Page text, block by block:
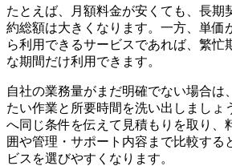
たとえば、月額料金が安くても、長期
約総額は大きくなります。一方、単価
ら利用できるサービスであれば、繁忙
な期間だけ利用できます。
自社の業務量がまだ明確でない場合は
たい作業と所要時間を洗い出しましょ
へ同じ条件を伝えて見積もりを取り、
囲や管理・サポート内容まで比較する
ビスを選びやすくなります。